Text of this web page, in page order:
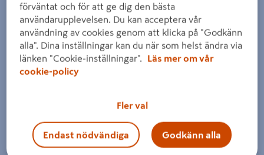
förväntat och för att ge dig den bästa
användarupplevelsen. Du kan acceptera vår
användning av cookies genom att klicka på "Godkänn
alla". Dina inställningar kan du när som helst ändra via
länken "Cookie-inställningar".
Läs mer om vår
cookie-policy
Fler val
Endast nödvändiga Godkänn alla